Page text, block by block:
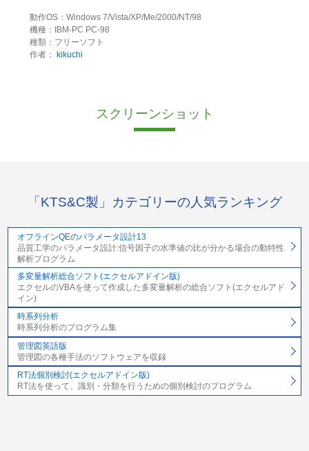
動作OS：Windows 7/Vista/XP/Me/2000/NT/98
機種：IBM-PC PC-98
種類：フリーソフト
作者：
kikuchi
スクリーンショット
「KTS&C製」カテゴリーの人気ランキング
オフラインQEのパラメータ設計13
品質工学のパラメータ設計:信号因子の水準値の比が分かる場合の動特性
解析プログラム
多変量解析総合ソフト(エクセルアドイン版)
エクセルのVBAを使って作成した多変量解析の総合ソフト(エクセルアド
イン)
時系列分析
時系列分析のプログラム集
管理図英語版
管理図の各種手法のソフトウェアを収録
RT法個別検討(エクセルアドイン版)
RT法を使って、識別・分類を行うための個別検討のプログラム